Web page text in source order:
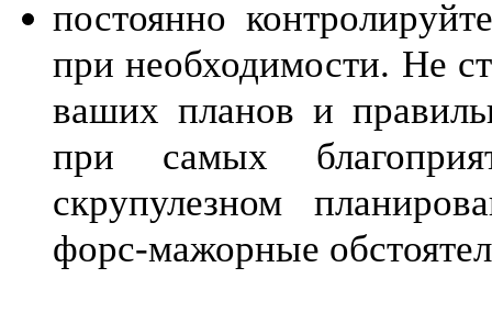
постоянно
при необходимости. Не
ваших планов и
при самых
скрупулезном
форс-мажорные